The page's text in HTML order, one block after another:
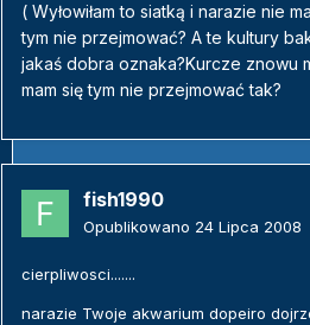
( Wyłowiłam to siatką i narazie nie
tym nie przejmować? A te kultury
jakaś dobra oznaka?Kurcze znowu
mam się tym nie przejmować tak?
fish1990
Opublikowano 24 Lipca 2008
cierpliwosci.......
narazie Twoje akwarium dopeiro